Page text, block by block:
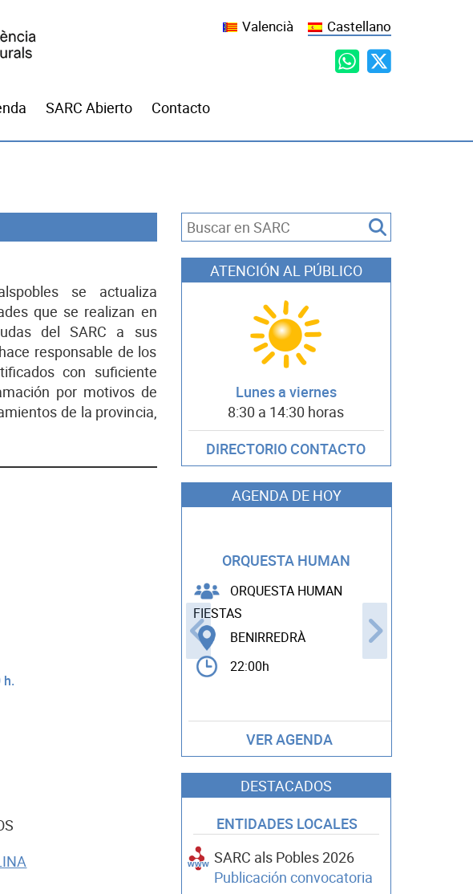
Valencià Castellano
SARC Abierto Contacto
se actualiza
que se realizan en
del SARC a sus
responsable de los
con suficiente
por motivos de
de la provincia,
h.
ATENCIÓN AL PÚBLICO
Lunes a viernes
8:30 a 14:30 horas
DIRECTORIO CONTACTO
AGENDA DE HOY
ORQUESTA HUMAN
ORQUESTA HUMAN
FIESTAS
BENIRREDRÀ
22:00h
VER AGENDA
DESTACADOS
ENTIDADES LOCALES
SARC als Pobles 2026
Publicación convocatoria